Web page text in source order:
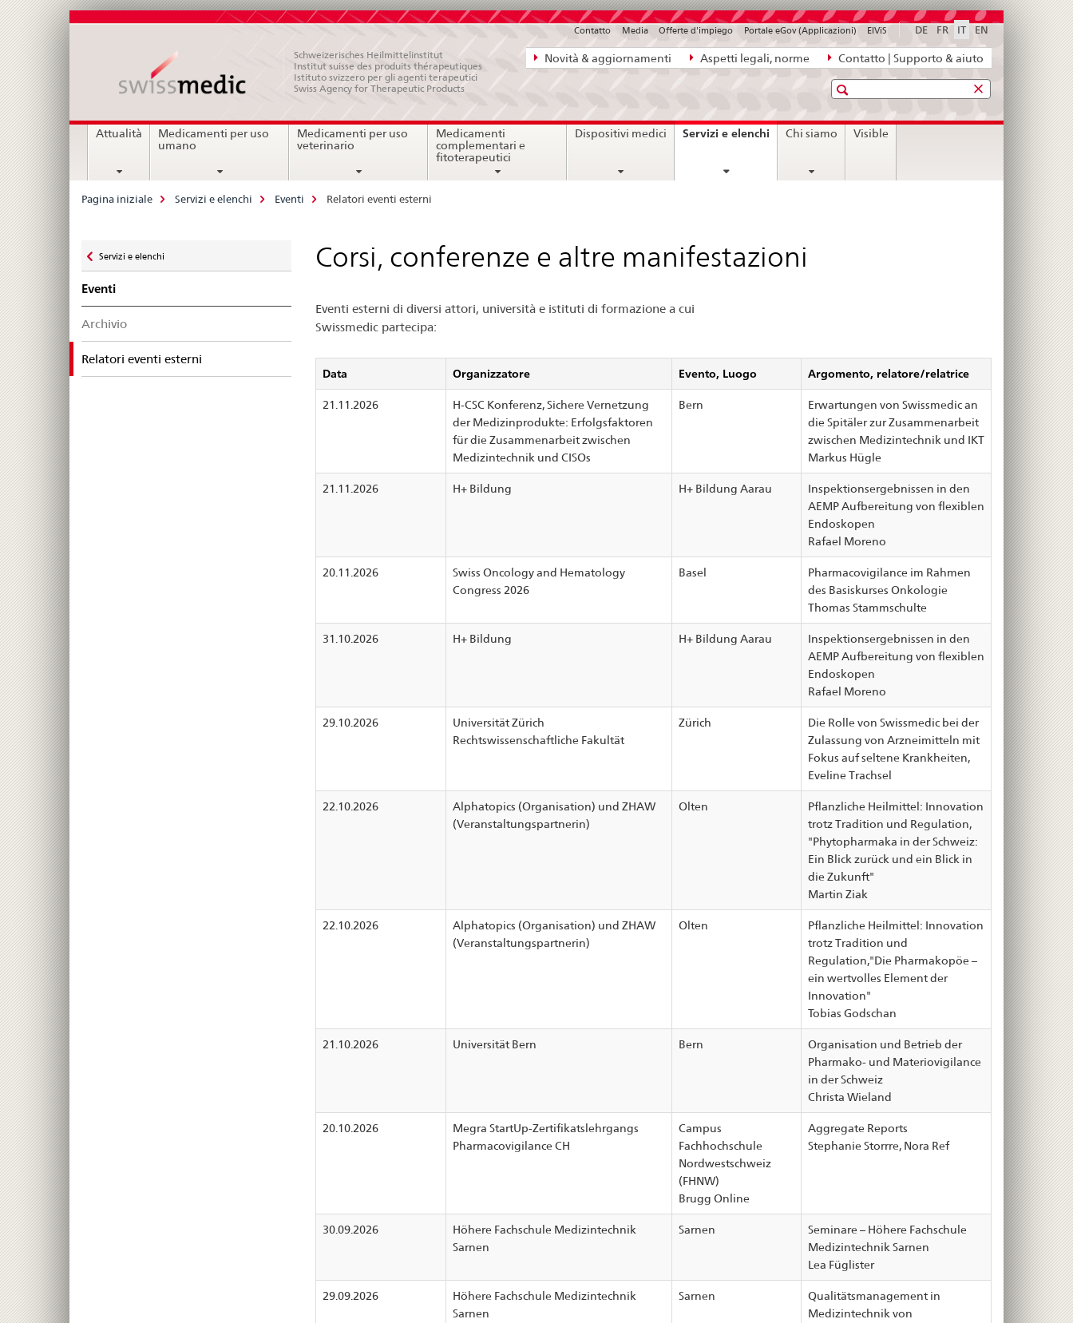
Navigazione
diretta:
aspetti
Novità & aggiornamenti Aspetti legali, norme Contatto | Supporto & aiuto
DE FR IT EN
Contatto Media Offerte d'impiego Portale eGov (Applicazioni) ElViS
Schweizerisches Heilmittelinstitut
Institut suisse des produits thérapeutiques
Istituto svizzero per gli agenti terapeutici
Swiss Agency for Therapeutic Products
Ricerca
Navigation
Attualità
Medicamenti per uso
umano
Medicamenti per uso
veterinario
Medicamenti
complementari e
fitoterapeutici
Dispositivi medici Servizi e elenchi current
Chi siamo Visible
Breadcrumb
Pagina iniziale Servizi e elenchi Eventi Relatori eventi esterni
zu
Servizi e elenchi
Eventi
Archivio
Relatori eventi esterni
Corsi, conferenze e altre manifestazioni
Eventi esterni di diversi attori, università e istituti di formazione a cui
Swissmedic partecipa:
Data Organizzatore Evento, Luogo Argomento, relatore/relatrice
21.11.2026
H-CSC Konferenz, Sichere Vernetzung
der Medizinprodukte: Erfolgsfaktoren
für die Zusammenarbeit zwischen
Medizintechnik und CISOs
Bern
Erwartungen von Swissmedic an
die Spitäler zur Zusammenarbeit
zwischen Medizintechnik und IKT
Markus Hügle
21.11.2026 H+ Bildung H+ Bildung Aarau
Inspektionsergebnissen in den
AEMP Aufbereitung von flexiblen
Endoskopen
Rafael Moreno
20.11.2026
Swiss Oncology and Hematology
Congress 2026
Basel
Pharmacovigilance im Rahmen
des Basiskurses Onkologie
Thomas Stammschulte
31.10.2026 H+ Bildung H+ Bildung Aarau
Inspektionsergebnissen in den
AEMP Aufbereitung von flexiblen
Endoskopen
Rafael Moreno
29.10.2026
Universität Zürich
Rechtswissenschaftliche Fakultät
Zürich
Die Rolle von Swissmedic bei der
Zulassung von Arzneimitteln mit
Fokus auf seltene Krankheiten,
Eveline Trachsel
22.10.2026
Alphatopics (Organisation) und ZHAW
(Veranstaltungspartnerin)
Olten
Pflanzliche Heilmittel: Innovation
trotz Tradition und Regulation,
"Phytopharmaka in der Schweiz:
Ein Blick zurück und ein Blick in
die Zukunft"
Martin Ziak
22.10.2026
Alphatopics (Organisation) und ZHAW
(Veranstaltungspartnerin)
Olten
Pflanzliche Heilmittel: Innovation
trotz Tradition und
Regulation,"Die Pharmakopöe –
ein wertvolles Element der
Innovation"
Tobias Godschan
21.10.2026 Universität Bern Bern
Organisation und Betrieb der
Pharmako- und Materiovigilance
in der Schweiz
Christa Wieland
20.10.2026
Megra StartUp-Zertifikatslehrgangs
Pharmacovigilance CH
Campus
Fachhochschule
Nordwestschweiz
(FHNW)
Brugg Online
Aggregate Reports
Stephanie Storrre, Nora Ref
30.09.2026
Höhere Fachschule Medizintechnik
Sarnen
Sarnen
Seminare – Höhere Fachschule
Medizintechnik Sarnen
Lea Füglister
29.09.2026
Höhere Fachschule Medizintechnik
Sarnen
Sarnen
Qualitätsmanagement in
Medizintechnik von